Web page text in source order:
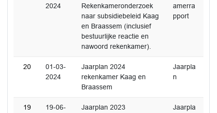
2024
Rekenkameronderzoek
naar subsidiebeleid Kaag
en Braassem (inclusief
bestuurlijke reactie en
nawoord rekenkamer).
amerra
pport
20
01-03-
2024
Jaarplan 2024
rekenkamer Kaag en
Braassem
Jaarpla
n
19
19-06-
Jaarplan 2023
Jaarpla